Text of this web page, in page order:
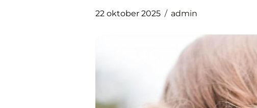
22 oktober 2025 admin